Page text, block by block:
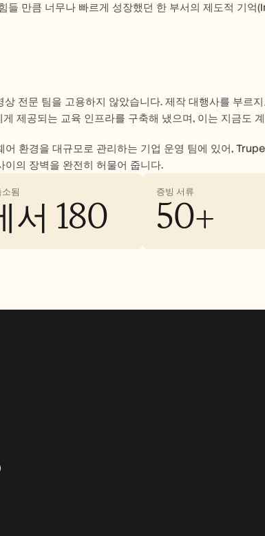
들 만큼 너무나 빠르게 성장했던 한 부서의 제도적 기
전문 팀을 고용하지 않았습니다. 제작 대행사를 부르
제공되는 교육 인프라를 구축해 냈으며, 이는 지금도
어 환경을 대규모로 관리하는 기업 운영 팀에 있어,
이의 장벽을 완전히 허물어 줍니다.
됨
서 180
증빙 서류
50+